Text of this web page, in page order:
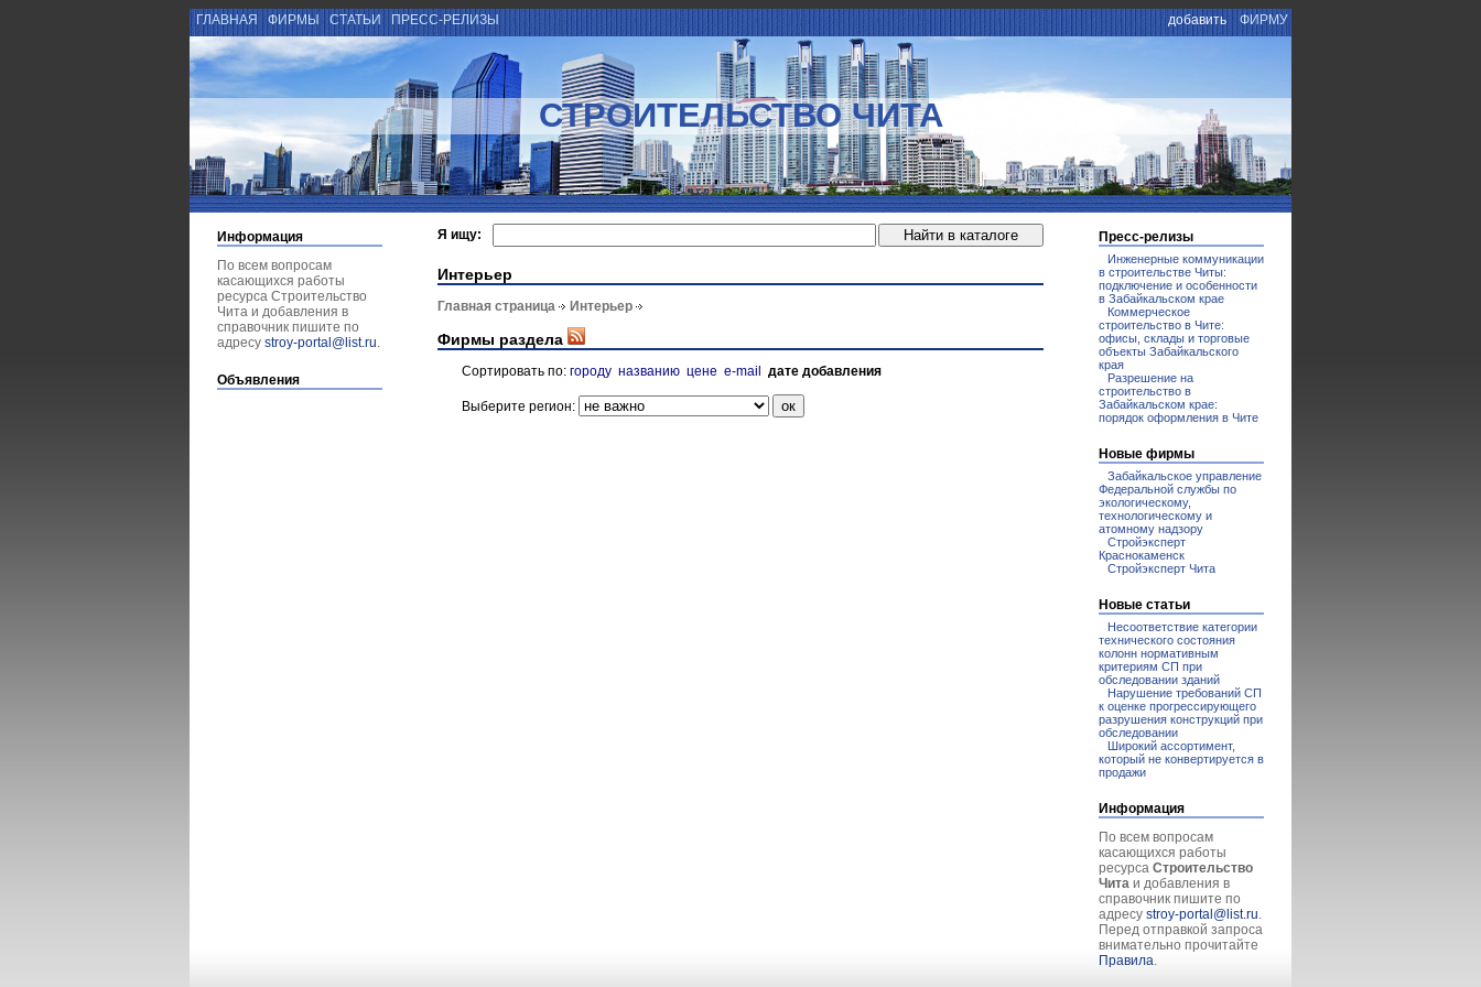
ГЛАВНАЯ ФИРМЫ СТАТЬИ ПРЕСС-РЕЛИЗЫ добавить ФИРМУ
СТРОИТЕЛЬСТВО ЧИТА
Информация
По всем вопросам
касающихся работы
ресурса Строительство
Чита и добавления в
справочник пишите по
адресу stroy-portal@list.ru.
Объявления
Я ищу:
Интерьер
Главная страница Интерьер
Фирмы раздела
Сортировать по: городу названию цене e-mail дате добавления
Выберите регион:
Пресс-релизы
Инженерные коммуникации
в строительстве Читы:
подключение и особенности
в Забайкальском крае
Коммерческое
строительство в Чите:
офисы, склады и торговые
объекты Забайкальского
края
Разрешение на
строительство в
Забайкальском крае:
порядок оформления в Чите
Новые фирмы
Забайкальское управление
Федеральной службы по
экологическому,
технологическому и
атомному надзору
Стройэксперт
Краснокаменск
Стройэксперт Чита
Новые статьи
Несоответствие категории
технического состояния
колонн нормативным
критериям СП при
обследовании зданий
Нарушение требований СП
к оценке прогрессирующего
разрушения конструкций при
обследовании
Широкий ассортимент,
который не конвертируется в
продажи
Информация
По всем вопросам
касающихся работы
ресурса Строительство
Чита и добавления в
справочник пишите по
адресу stroy-portal@list.ru.
Перед отправкой запроса
внимательно прочитайте
Правила.